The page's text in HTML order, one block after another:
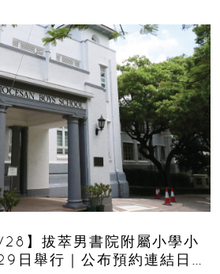
】拔萃男書院附屬小學小
日舉行｜公布預約連結日期